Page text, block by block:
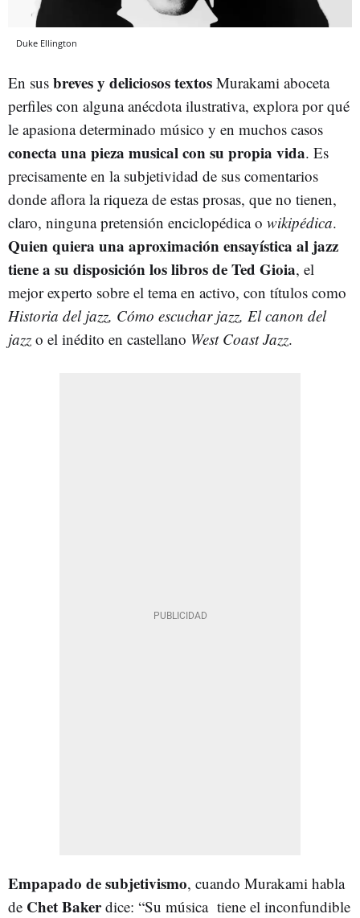
Duke Ellington
En sus breves y deliciosos textos Murakami aboceta
perfiles con alguna anécdota ilustrativa, explora por qué
le apasiona determinado músico y en muchos casos
conecta una pieza musical con su propia vida. Es
precisamente en la subjetividad de sus comentarios
donde aflora la riqueza de estas prosas, que no tienen,
claro, ninguna pretensión enciclopédica o wikipédica.
Quien quiera una aproximación ensayística al jazz
tiene a su disposición los libros de Ted Gioia, el
mejor experto sobre el tema en activo, con títulos como
Historia del jazz, Cómo escuchar jazz, El canon del
jazz o el inédito en castellano West Coast Jazz.
Empapado de subjetivismo, cuando Murakami habla
de Chet Bakerdice: “Su música tiene el inconfundible